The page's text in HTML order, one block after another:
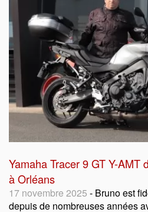
Yamaha Tracer 9 GT Y-AMT
à Orléans
17 novembre 2025 - Bruno est
depuis de nombreuses années